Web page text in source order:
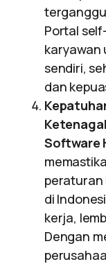
Portal
karyawan
sendiri,
dan
Software
peraturan
di
kerja,
Dengan